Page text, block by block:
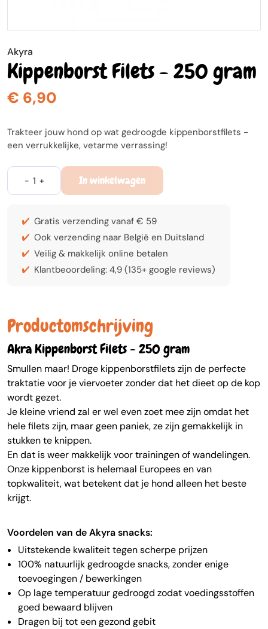
Akyra
Kippenborst Filets - 250 gram
€ 6,90
Trakteer jouw hond op wat gedroogde kippenborstfilets -
een verrukkelijke, vetarme verrassing!
- + In winkelwagen
Gratis verzending vanaf € 59
Ook verzending naar België en Duitsland
Veilig & makkelijk online betalen
Klantbeoordeling: 4,9 (135+ google reviews)
Productomschrijving
Akra Kippenborst Filets - 250 gram
Smullen maar! Droge kippenborstfilets zijn de perfecte
traktatie voor je viervoeter zonder dat het dieet op de kop
wordt gezet.
Je kleine vriend zal er wel even zoet mee zijn omdat het
hele filets zijn, maar geen paniek, ze zijn gemakkelijk in
stukken te knippen.
En dat is weer makkelijk voor trainingen of wandelingen.
Onze kippenborst is helemaal Europees en van
topkwaliteit, wat betekent dat je hond alleen het beste
krijgt.
Voordelen van de Akyra snacks:
Uitstekende kwaliteit tegen scherpe prijzen
100% natuurlijk gedroogde snacks, zonder enige
toevoegingen / bewerkingen
Op lage temperatuur gedroogd zodat voedingsstoffen
goed bewaard blijven
Dragen bij tot een gezond gebit